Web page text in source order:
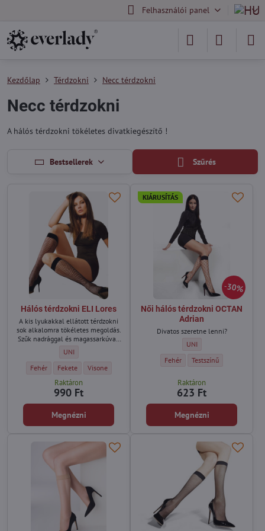
Felhasználói panel
Kezdőlap Térdzokni Necc térdzokni
Necc térdzokni
A hálós térdzokni tökéletes divatkiegészítő !
Bestsellerek Szűrés
Hálós térdzokni ELI Lores
A kis lyukakkal ellátott térdzokni
sok alkalomra tökéletes megoldás.
Szűk nadrággal és magassarkúval,
egyaránt vonzóak lesznek.
Hálós térdzokni ELI Lores - Méret:
UNI
Hálós térdzokni ELI Lores - Szín:
Fehér Hálós térdzokni ELI Lores - Szín:
Fekete Hálós térdzokni ELI Lores - Szín:
Visone
Raktáron
990 Ft
Megnézni
30%
KIÁRUSÍTÁS
Női hálós térdzokni OCTAN
Adrian
Divatos szeretne lenni?
Női hálós térdzokni
UNI
Női hálós térdzokni OCTAN
Fehér Női hálós térdzokni
Testszínű
Raktáron
623 Ft
Megnézni